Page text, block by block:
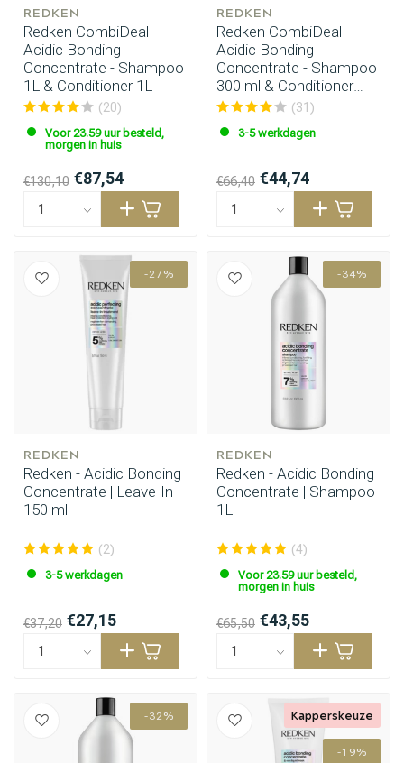
REDKEN
Redken CombiDeal -
Acidic Bonding
Concentrate - Shampoo
1L & Conditioner 1L
(20)
Voor 23.59 uur besteld,
morgen in huis
€130,10 €87,54
REDKEN
Redken CombiDeal -
Acidic Bonding
Concentrate - Shampoo
300 ml & Conditioner
300 ml
(31)
3-5 werkdagen
€66,40 €44,74
-27%
REDKEN
Redken - Acidic Bonding
Concentrate | Leave-In
150 ml
(2)
3-5 werkdagen
€37,20 €27,15
-34%
REDKEN
Redken - Acidic Bonding
Concentrate | Shampoo
1L
(4)
Voor 23.59 uur besteld,
morgen in huis
€65,50 €43,55
-32%
-19%
Kapperskeuze